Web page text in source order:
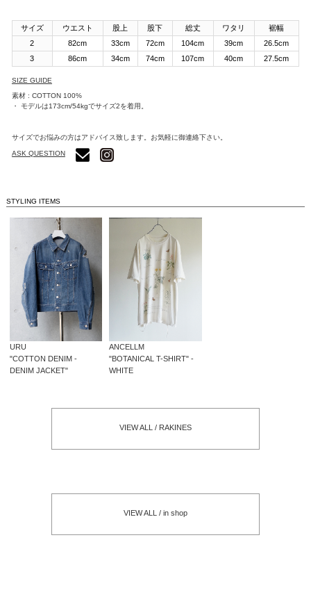
サイズ ウエスト 股上 股下 総丈 ワタリ
裾幅
2
82cm 33cm 72cm 104cm 39cm
26.5cm
3
86cm 34cm 74cm 107cm 40cm 27.5cm
SIZE GUIDE
素材 : COTTON 100%
・ モデルは173cm/54kgでサイズ2を着用。
サイズでお悩みの方はアドバイス致します。お気軽に御連絡下さい。
ASK QUESTION
STYLING ITEMS
URU
"COTTON DENIM -
DENIM JACKET"
ANCELLM
"BOTANICAL T-SHIRT" -
WHITE
VIEW ALL / RAKINES
VIEW ALL / in shop